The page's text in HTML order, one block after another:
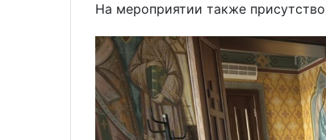
На мероприятии также